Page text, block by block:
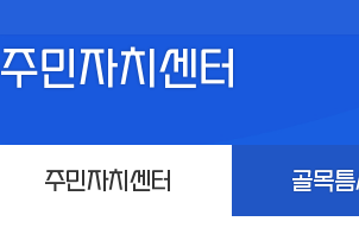
주민자치센터
주민자치센터 골목